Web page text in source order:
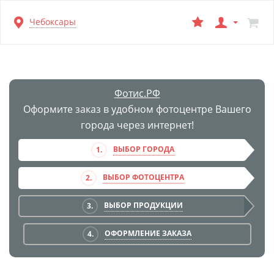
Перейти
к
Чебоксары
Фотис.РФ
Оформите заказ в удобном фотоцентре Вашего
города через интернет!
1. ВЫБОР ГОРОДА
2. ВЫБОР ФОТОЦЕНТРА
3. ВЫБОР ПРОДУКЦИИ
4. ОФОРМЛЕНИЕ ЗАКАЗА